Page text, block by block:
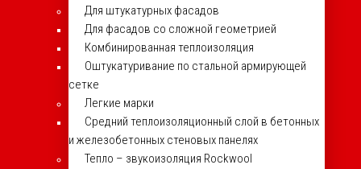
Для штукатурных фасадов
Для фасадов со сложной геометрией
Комбинированная теплоизоляция
Оштукатуривание по стальной армирующей
сетке
Легкие марки
Средний теплоизоляционный слой в бетонных
и железобетонных стеновых панелях
Тепло – звукоизоляция Rockwool